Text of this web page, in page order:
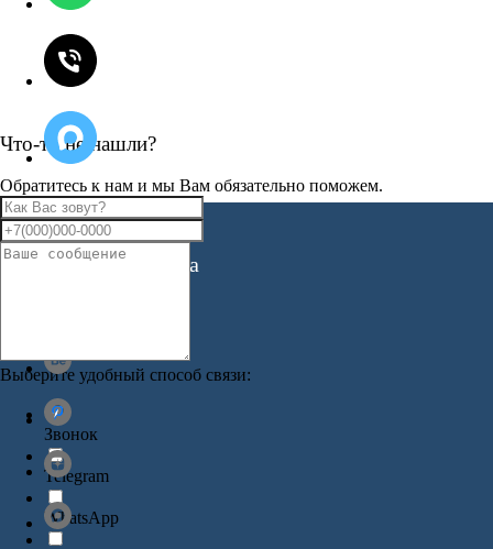
Что-то не нашли?
Обратитесь к нам и мы Вам обязательно поможем.
Выберите удобный способ связи:
Звонок
Telegram
WhatsApp
Хорошая Обстановка